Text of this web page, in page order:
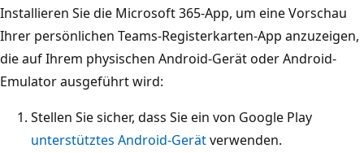
Installieren Sie die Microsoft 365-App, um eine Vorschau
Ihrer persönlichen Teams-Registerkarten-App anzuzeigen,
die auf Ihrem physischen Android-Gerät oder Android-
Emulator ausgeführt wird:
Stellen Sie sicher, dass Sie ein von Google Play
unterstütztes Android-Gerätverwenden.